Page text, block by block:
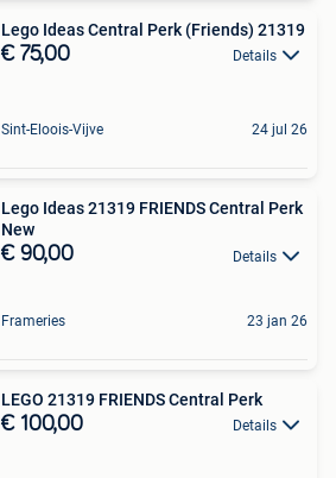
Lego Ideas Central Perk (Friends) 21319
€ 75,00 Details
Sint-Eloois-Vijve 24 jul 26
Lego Ideas 21319 FRIENDS Central Perk
New
€ 90,00 Details
Frameries 23 jan 26
LEGO 21319 FRIENDS Central Perk
€ 100,00 Details